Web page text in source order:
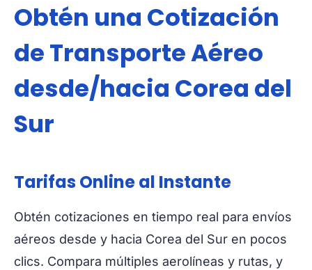
Obtén una Cotización
de Transporte Aéreo
desde/hacia Corea del
Sur
Tarifas Online al Instante
Obtén cotizaciones en tiempo real para envíos
aéreos desde y hacia Corea del Sur en pocos
clics. Compara múltiples aerolíneas y rutas, y